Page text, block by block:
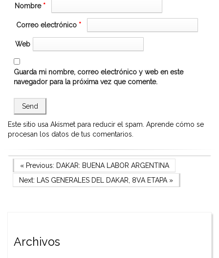
Nombre *
Correo electrónico *
Web
Guarda mi nombre, correo electrónico y web en este
navegador para la próxima vez que comente.
Este sitio usa Akismet para reducir el spam. Aprende cómo se
procesan los datos de tus comentarios.
Navegación
de
Previous Post
« Previous: DAKAR: BUENA LABOR ARGENTINA
Next Post
Next: LAS GENERALES DEL DAKAR, 8VA ETAPA»
Archivos